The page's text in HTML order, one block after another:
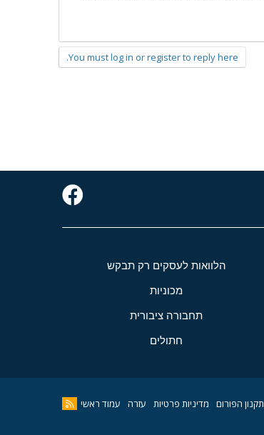
You must log in or register to reply here.
הלוואות לעסקים רק תבקש
מכוניות
תחבורה ציבורית
חתולים
תקנון הפורום מדיניות פרטיות עזרה עמוד ראשי